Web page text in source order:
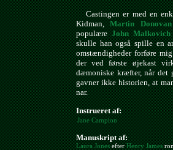
Castingen er med en
Kidman,Martin Donovan
populæreJohn Malkovich
skulle han også spille en
omstændigheder forføre
der ved første øjekast
dæmoniske kræfter, når det
gavner ikke historien, at
nar.
Instrueret af:
Jane Campion
Manuskript af:
Laura JonesefterHenry James